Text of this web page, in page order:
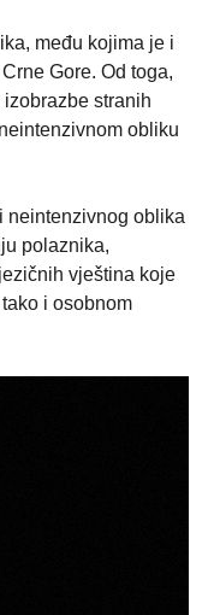
među kojima je i
Gore. Od toga,
stranih
obliku
neintenzivnog oblika
polaznika,
vještina koje
i osobnom